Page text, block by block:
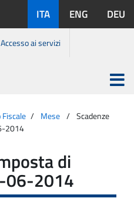
disponibili:
ITA ENG DEU
Accesso ai servizi
Apri
menu
Mese
Scadenze
2014
di
06-2014